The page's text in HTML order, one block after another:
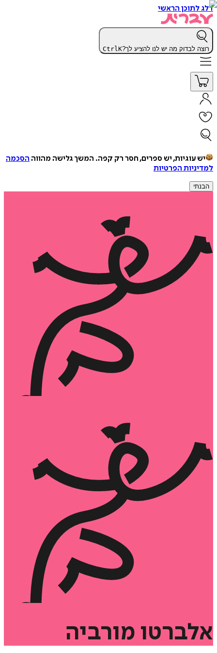
דלג לתוכן הראשי
רוצה לבדוק מה יש לנו להציע לך? CtrlK
יש עוגיות, יש ספרים, חסר רק קפה. המשך גלישה מהווה הסכמה
למדיניות הפרטיות
הבנתי
אלברטו מורביה